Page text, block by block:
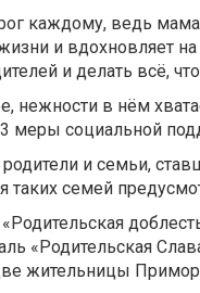
каждому, ведь
и
и делать всё,
нежности в нём
меры социальной
и семьи,
таких семей
«Родительская
жительницы